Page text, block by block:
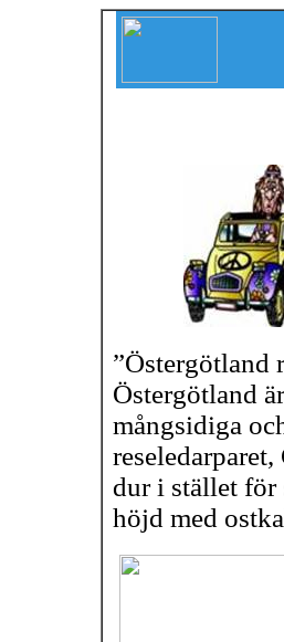
”Östergötland
Östergötland
mångsidiga
dur i stället för
höjd med